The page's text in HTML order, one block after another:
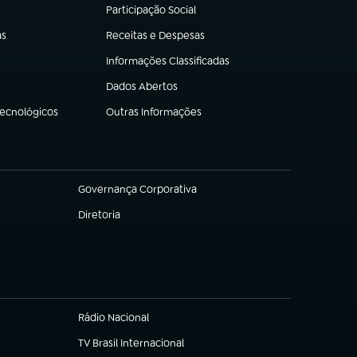
Participação Social
(abre em nova aba)
Receitas e Despesas
(abre em nova aba)
Informações Classificadas
(abre em nova aba)
Dados Abertos
(abre em nova aba)
Outras Informações
(abre em nova aba)
Governança Corporativa
(abre em nova aba)
Diretoria
(abre em nova aba)
Rádio Nacional
TV Brasil Internacional
(abre em nova aba)